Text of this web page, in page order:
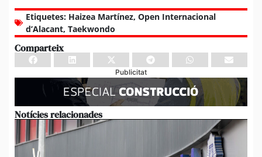
Etiquetes: Haizea Martínez, Open Internacional
d’Alacant, Taekwondo
Comparteix
Publicitat
Notícies relacionades